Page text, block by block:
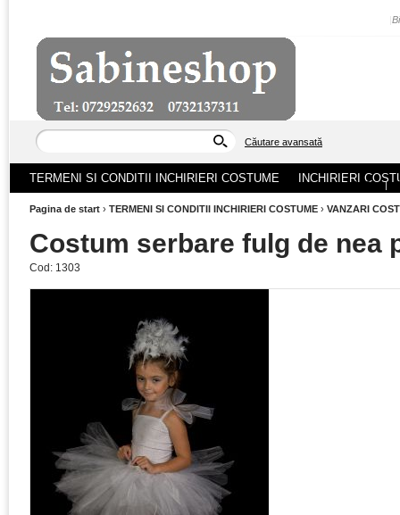
Căutare avansată
ACASA |
TERMENI SI CONDITII INCHIRIERI COSTUME INCHIRIERI
Pagina de start › TERMENI SI CONDITII INCHIRIERI COSTUME › VANZARI
Costum serbare fulg de nea
Cod: 1303